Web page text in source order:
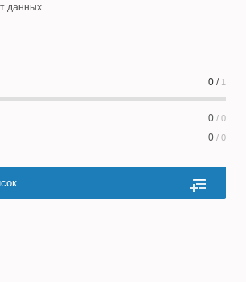
данных
0 / 1
0 / 0
0 / 0